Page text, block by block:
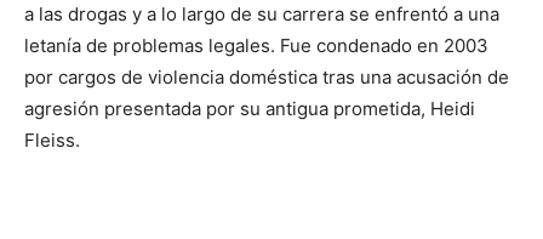
a las drogas y a lo largo de su carrera se enfrentó a una
letanía de problemas legales. Fue condenado en 2003
por cargos de violencia doméstica tras una acusación de
agresión presentada por su antigua prometida, Heidi
Fleiss.